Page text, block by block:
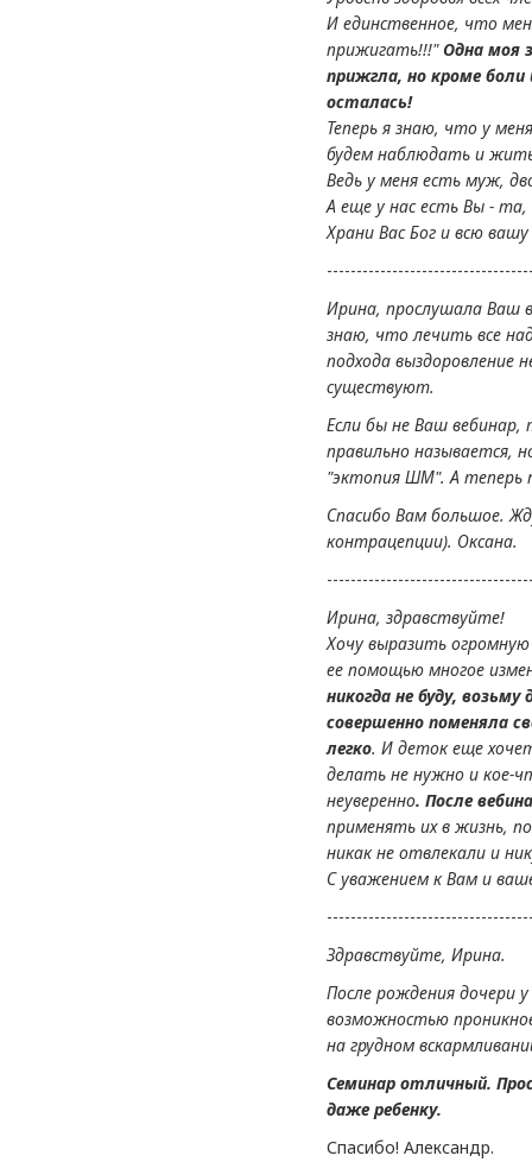
И единственное, что
прижигать!!!"Одна моя
прижгла, но кроме боли
осталась!
Теперь я знаю, что у
будем наблюдать и
Ведь у меня есть муж,
А еще у нас есть Вы -
Храни Вас Бог и всю
Ирина, прослушала Ваш
знаю, что лечить все
подхода выздоровление
существуют.
Если бы не Ваш
правильно называется,
"эктопия ШМ". А теперь
Спасибо Вам большое.
контрацепции). Оксана.
Ирина, здравствуйте!
Хочу выразить
ее помощью многое
никогда не буду,
совершенно поменяла
легко. И деток еще
делать не нужно и кое-
неуверенно. После
применять их в жизнь,
никак не отвлекали и
С уважением к Вам и
Здравствуйте, Ирина.
После рождения дочери
возможностью
на грудном
Семинар отличный.
даже ребенку.
Спасибо! Александр.